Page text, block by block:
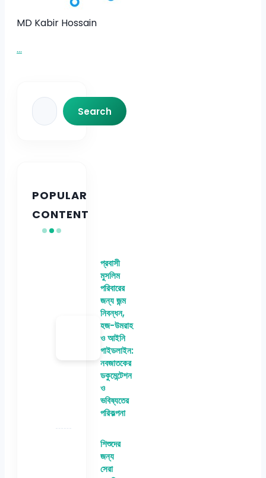
MD Kabir Hossain
...
Search
Search
POPULAR
CONTENT
প্রবাসী
মুসলিম
পরিবারের
জন্য জন্ম
নিবন্ধন,
হজ-উমরাহ
ও আইনি
গাইডলাইন:
নবজাতকের
ডকুমেন্টেশন
ও
ভবিষ্যতের
পরিকল্পনা
শিশুদের
জন্য
সেরা